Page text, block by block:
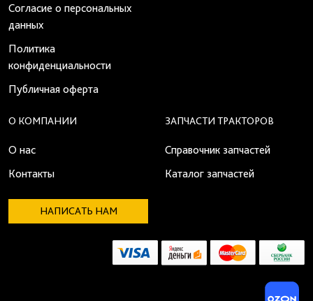
Согласие о персональных
данных
Политика
конфиденциальности
Публичная оферта
О КОМПАНИИ
О нас
Контакты
ЗАПЧАСТИ ТРАКТОРОВ
Справочник запчастей
Каталог запчастей
НАПИСАТЬ НАМ